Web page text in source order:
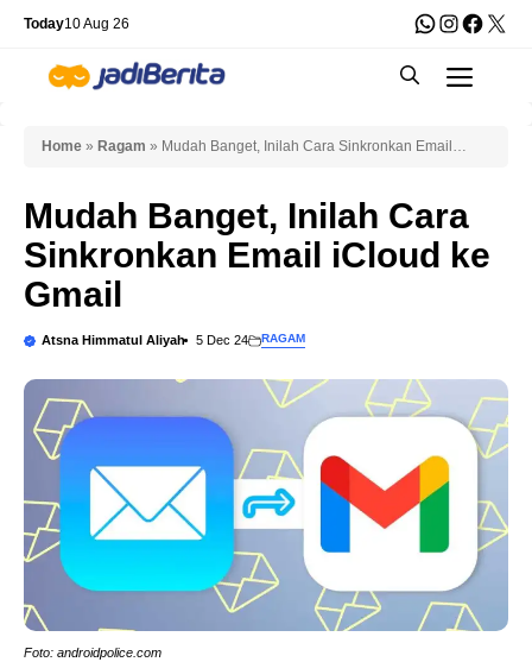
Skip
content
Today10 Aug 26 WhatsApp
X
Home » Ragam » Mudah Banget, Inilah Cara Sinkronkan Email
Mudah Banget, Inilah Cara
Sinkronkan Email iCloud ke
Gmail
Atsna Himmatul Aliyah 5 Dec 24 RAGAM
Foto: androidpolice.com